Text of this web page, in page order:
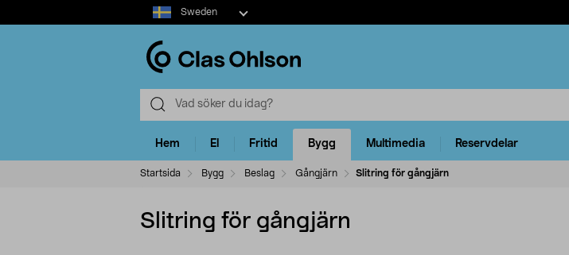
Select
market
Sweden
Hem El Fritid Bygg Multimedia Reservdelar
Startsida Bygg Beslag Gångjärn Slitring för gångjärn
Slitring för gångjärn